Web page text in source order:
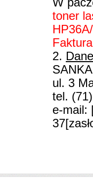
toner
2.
ul. 3
tel. (71)
e-mail:
37